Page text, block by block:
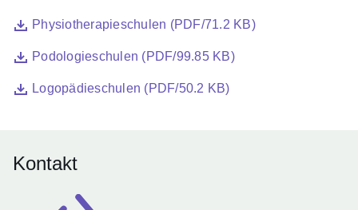
DateiPhysiotherapieschulen (PDF/71.2 KB)
Öffnet sich in einem neuen Fenster
DateiPodologieschulen (PDF/99.85 KB)
Öffnet sich in einem neuen Fenster
DateiLogopädieschulen (PDF/50.2 KB)
Öffnet sich in einem neuen Fenster
Kontakt